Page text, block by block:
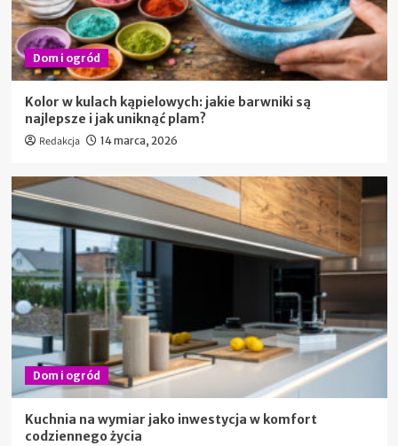
Dom i ogród
Kolor w kulach kąpielowych: jakie barwniki są
najlepsze i jak uniknąć plam?
Redakcja 14 marca, 2026
Dom i ogród
Kuchnia na wymiar jako inwestycja w komfort
codziennego życia